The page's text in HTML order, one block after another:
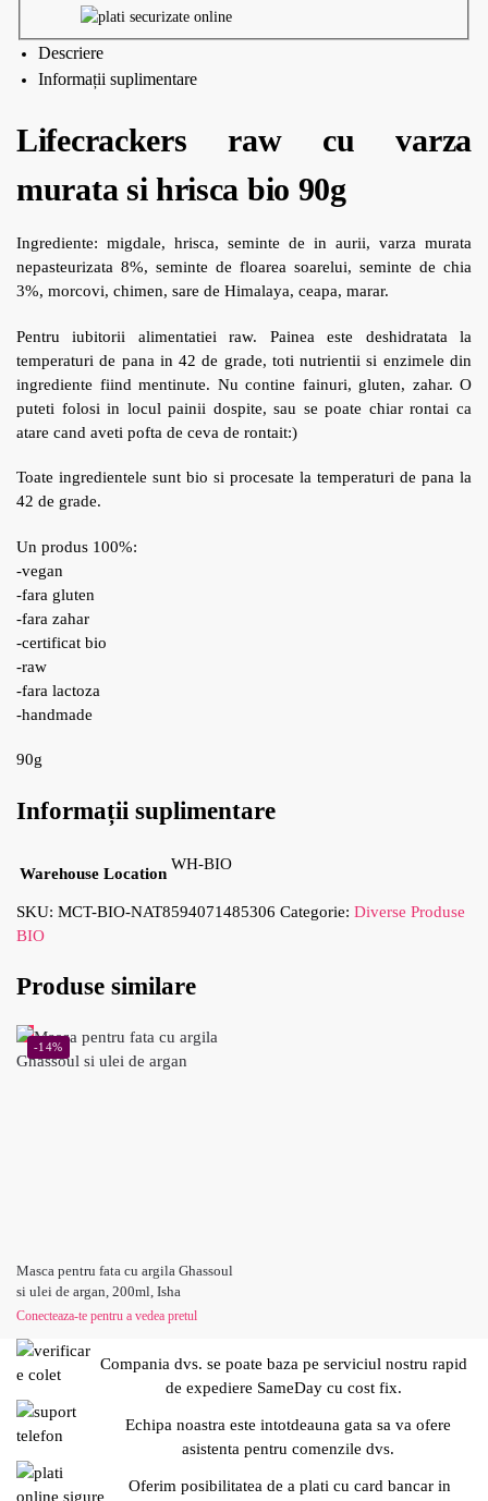
Descriere
Informații suplimentare
Lifecrackers raw cu varza
murata si hrisca bio 90g
Ingrediente: migdale, hrisca, seminte de in aurii, varza murata
nepasteurizata 8%, seminte de floarea soarelui, seminte de chia
3%, morcovi, chimen, sare de Himalaya, ceapa, marar.
Pentru iubitorii alimentatiei raw. Painea este deshidratata la
temperaturi de pana in 42 de grade, toti nutrientii si enzimele din
ingrediente fiind mentinute. Nu contine fainuri, gluten, zahar. O
puteti folosi in locul painii dospite, sau se poate chiar rontai ca
atare cand aveti pofta de ceva de rontait:)
Toate ingredientele sunt bio si procesate la temperaturi de pana la
42 de grade.
Un produs 100%:
-vegan
-fara gluten
-fara zahar
-certificat bio
-raw
-fara lactoza
-handmade
90g
Informații suplimentare
Warehouse Location
WH-BIO
SKU: MCT-BIO-NAT8594071485306 Categorie: Diverse Produse
BIO
Produse similare
-14%
Masca pentru fata cu argila Ghassoul
si ulei de argan, 200ml, Isha
Conecteaza-te pentru a vedea pretul
Compania dvs. se poate baza pe serviciul nostru rapid
de expediere SameDay cu cost fix.
Echipa noastra este intotdeauna gata sa va ofere
asistenta pentru comenzile dvs.
Oferim posibilitatea de a plati cu card bancar in